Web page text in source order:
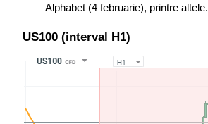
Alphabet (4 februarie), printre altele.
US100 (interval H1)